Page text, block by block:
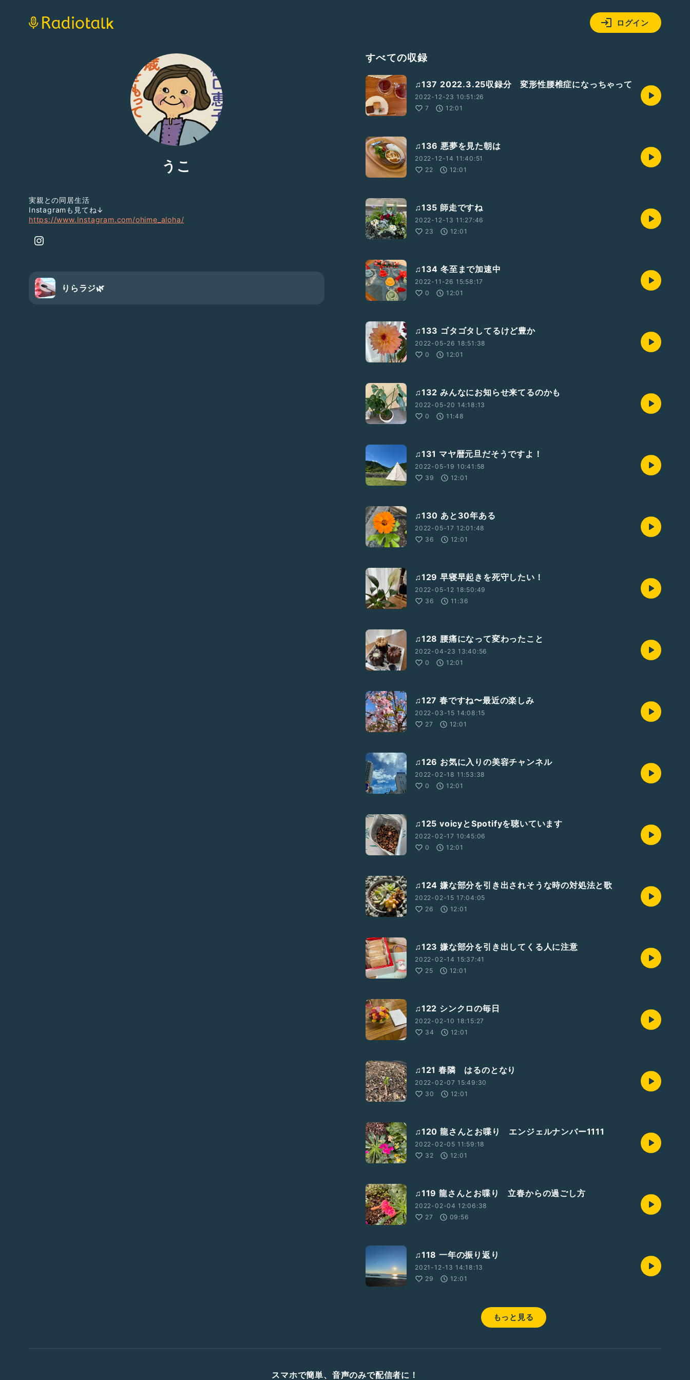
ログイン
うこ
実親との同居生活
Instagramも見てね↓
https://www.Instagram.com/ohime_aloha/
りらラジ🌿
すべての収録
♫137 2022.3.25収録分 変形性腰椎症になっちゃって
2022-12-23 10:51:26
7
12:01
♫136 悪夢を見た朝は
2022-12-14 11:40:51
22
12:01
♫135 師走ですね
2022-12-13 11:27:46
23
12:01
♫134 冬至まで加速中
2022-11-26 15:58:17
0
12:01
♫133 ゴタゴタしてるけど豊か
2022-05-26 18:51:38
0
12:01
♫132 みんなにお知らせ来てるのかも
2022-05-20 14:18:13
0
11:48
♫131 マヤ暦元旦だそうですよ！
2022-05-19 10:41:58
39
12:01
♫130 あと30年ある
2022-05-17 12:01:48
36
12:01
♫129 早寝早起きを死守したい！
2022-05-12 18:50:49
36
11:36
♫128 腰痛になって変わったこと
2022-04-23 13:40:56
0
12:01
♫127 春ですね〜最近の楽しみ
2022-03-15 14:08:15
27
12:01
♫126 お気に入りの美容チャンネル
2022-02-18 11:53:38
0
12:01
♫125 voicyとSpotifyを聴いています
2022-02-17 10:45:06
0
12:01
♫124 嫌な部分を引き出されそうな時の対処法と歌
2022-02-15 17:04:05
26
12:01
♫123 嫌な部分を引き出してくる人に注意
2022-02-14 15:37:41
25
12:01
♫122 シンクロの毎日
2022-02-10 18:15:27
34
12:01
♫121 春隣 はるのとなり
2022-02-07 15:49:30
30
12:01
♫120 龍さんとお喋り エンジェルナンバー1111
2022-02-05 11:59:18
32
12:01
♫119 龍さんとお喋り 立春からの過ごし方
2022-02-04 12:06:38
27
09:56
♫118 一年の振り返り
2021-12-13 14:18:13
29
12:01
もっと見る
スマホで簡単、音声のみで配信者に！